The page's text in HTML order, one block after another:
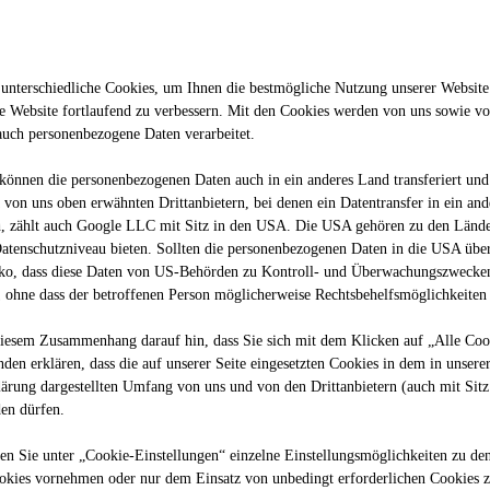
des données s’applique dans toute l’Union
dispositions pertinentes en matière de protection des
de la directive du groupe « Protection des données », le
du groupe à respecter en matière de protection des données.
qu’employeurs et responsables du traitement des
et à les informer de leurs droits en vertu du RGPD.
outre, nous vous informons par la présente de vos droits
»).
4, point 7, du RGPD, est la société du groupe auprès de
par nos soins ou à la protection des données en
à occuper le poste proposé (ou, le cas échéant,
relation de travail. Ce traitement de vos données
Cookies, um Ihnen die best­mögliche Nutzung unserer
Website fortlaufend zu verbessern. Mit den Cookies werden von uns sowie
personenbezogene Daten verarbeitet.
die personenbezogenen Daten auch in ein anderes Land transferiert
uns oben erwähnten Drittanbietern, bei denen ein Datentransfer in ein
zählt auch Google LLC mit Sitz in den USA. Die USA gehören zu den
bieten. Sollten die personenbezogenen Daten in die USA
dass diese Daten von US-Behörden zu Kontroll- und
dass der betroffenen Person möglicherweise Rechtsbehelfsmöglichkeiten
Zusammenhang darauf hin, dass Sie sich mit dem Klicken auf „Alle
erklären, dass die auf unserer Seite eingesetzten Cookies in dem in unserer
dargestellten Umfang von uns und von den Drittanbietern (auch mit
dürfen.
Sie unter „Cookie-Einstellungen“ einzelne Einstellungsmöglichkeiten zu
vornehmen oder nur dem Einsatz von unbedingt erforderlichen Cookies